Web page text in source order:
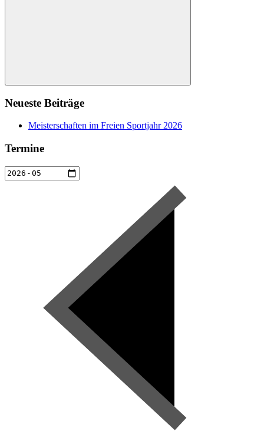
Suchen
Neueste Beiträge
Meisterschaften im Freien Sportjahr 2026
Termine